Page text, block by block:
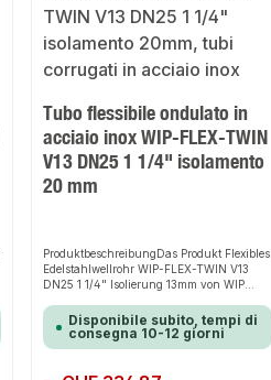
Tubo flessibile ondulato in
acciaio inox WIP-FLEX-TWIN
V13 DN25 1 1/4" isolamento
20 mm
ProduktbeschreibungDas Produkt Flexibles
Edelstahlwellrohr WIP-FLEX-TWIN V13
DN25 1 1/4" Isolierung 13mm von WIP
Lösung zur Verrohrung in Solaranlagen.
Dank der hohen Flexibilität sorgt es für
perfekten Halt und passt sich flexibel an
Das robuste Design und die einfache
Disponibile subito, tempi di
consegna 10-12 giorni